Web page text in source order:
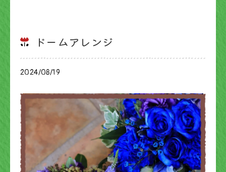
ドームアレンジ
2024/08/19